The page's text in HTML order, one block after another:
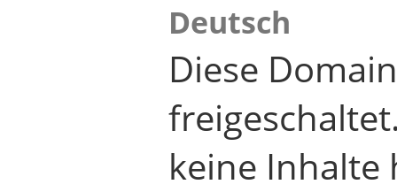
Deutsch
Diese
keine Inhalte